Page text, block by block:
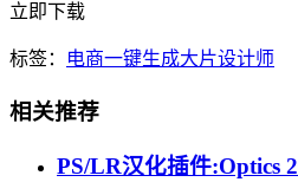
立即下载
标签： 电商一键生成大片设计师
相关推荐
PS/LR汉化插件:Optics